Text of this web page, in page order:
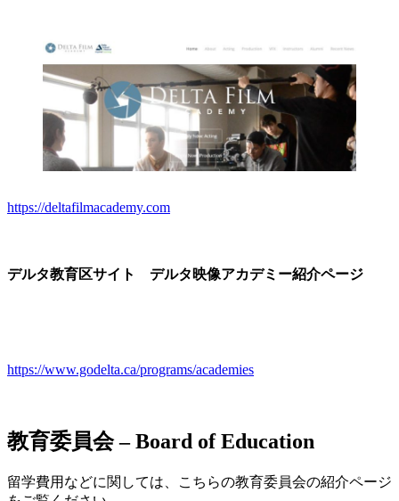
https://deltafilmacademy.com
デルタ教育区サイト デルタ映像アカデミー紹介ページ
https://www.godelta.ca/programs/academies
教育委員会 – Board of Education
留学費用などに関しては、こちらの教育委員会の紹介ページ